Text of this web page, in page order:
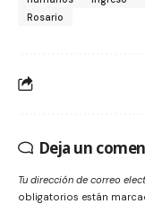
Rosario
Deja un
Tu dirección de correo
obligatorios están